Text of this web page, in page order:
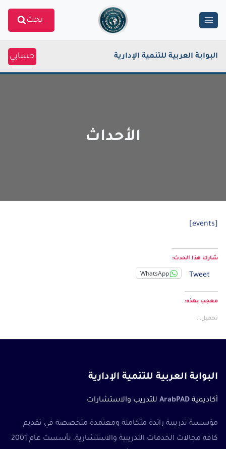
بحث
البوابة العربية للتنمية الإدارية حسابي
الأحداث
[events]
شارك هذا الحدث:
Tweet
WhatsApp
معجب بهذه:
تحميل...
البوابة العربية للتنمية الإدارية
أكاديمية ArabPAD للتدريب والاستشارات
مؤسسة تدريبية رائدة متكاملة ومعتمدة متخصصة في تقديم
كافة مجالات الخدمات التدريبية والاستشارية، تأسست عام 2001